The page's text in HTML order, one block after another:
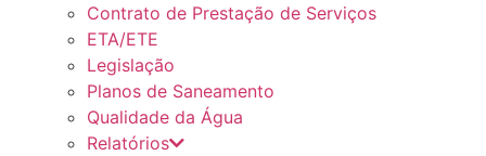
Contrato de Prestação de Serviços
ETA/ETE
Legislação
Planos de Saneamento
Qualidade da Água
Relatórios